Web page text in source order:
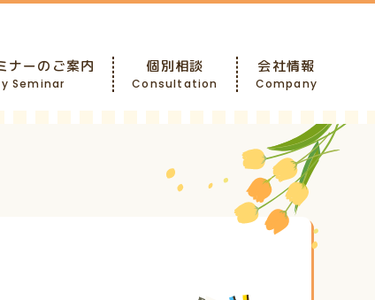
ナーのご案内
Seminar
個別相談
Consultation
会社情報
Company